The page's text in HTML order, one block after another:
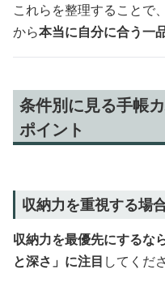
これらを整理することで
から本当に自分に合う一
条件別に見る手帳
ポイント
収納力を重視する場
収納力を最優先にするな
と深さ」に注目 してくだ